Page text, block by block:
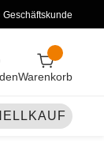
Geschäftskunde
der Liste
Warenkorb